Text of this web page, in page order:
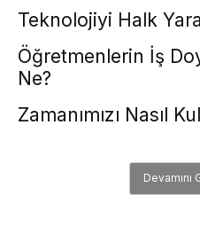
Teknolojiyi Halk
Öğretmenlerin İş
Ne?
Zamanımızı Nasıl
Devamını